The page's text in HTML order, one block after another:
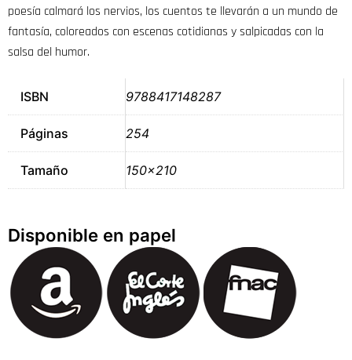
poesía calmará los nervios, los cuentos te llevarán a un mundo de
fantasía, coloreados con escenas cotidianas y salpicadas con la
salsa del humor.
ISBN 9788417148287
Páginas 254
Tamaño 150×210
Disponible en papel